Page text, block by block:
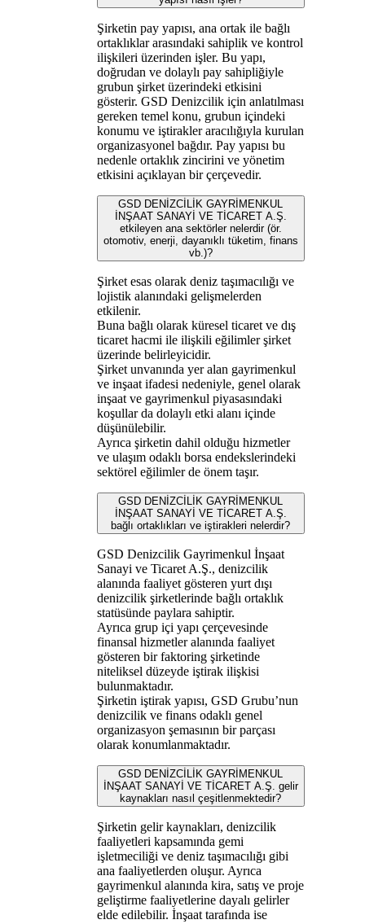
Şirketin pay yapısı, ana ortak ile bağlı
ortaklıklar arasındaki sahiplik ve kontrol
ilişkileri üzerinden işler. Bu yapı,
doğrudan ve dolaylı pay sahipliğiyle
grubun şirket üzerindeki etkisini
gösterir. GSD Denizcilik için anlatılması
gereken temel konu, grubun içindeki
konumu ve iştirakler aracılığıyla kurulan
organizasyonel bağdır. Pay yapısı bu
nedenle ortaklık zincirini ve yönetim
etkisini açıklayan bir çerçevedir.
GSD DENİZCİLİK GAYRİMENKUL
İNŞAAT SANAYİ VE TİCARET A.Ş.
etkileyen ana sektörler nelerdir (ör.
otomotiv, enerji, dayanıklı tüketim, finans
vb.)?
Şirket esas olarak deniz taşımacılığı ve
lojistik alanındaki gelişmelerden
etkilenir.
Buna bağlı olarak küresel ticaret ve dış
ticaret hacmi ile ilişkili eğilimler şirket
üzerinde belirleyicidir.
Şirket unvanında yer alan gayrimenkul
ve inşaat ifadesi nedeniyle, genel olarak
inşaat ve gayrimenkul piyasasındaki
koşullar da dolaylı etki alanı içinde
düşünülebilir.
Ayrıca şirketin dahil olduğu hizmetler
ve ulaşım odaklı borsa endekslerindeki
sektörel eğilimler de önem taşır.
GSD DENİZCİLİK GAYRİMENKUL
İNŞAAT SANAYİ VE TİCARET A.Ş.
bağlı ortaklıkları ve iştirakleri nelerdir?
GSD Denizcilik Gayrimenkul İnşaat
Sanayi ve Ticaret A.Ş., denizcilik
alanında faaliyet gösteren yurt dışı
denizcilik şirketlerinde bağlı ortaklık
statüsünde paylara sahiptir.
Ayrıca grup içi yapı çerçevesinde
finansal hizmetler alanında faaliyet
gösteren bir faktoring şirketinde
niteliksel düzeyde iştirak ilişkisi
bulunmaktadır.
Şirketin iştirak yapısı, GSD Grubu’nun
denizcilik ve finans odaklı genel
organizasyon şemasının bir parçası
olarak konumlanmaktadır.
GSD DENİZCİLİK GAYRİMENKUL
İNŞAAT SANAYİ VE TİCARET A.Ş. gelir
kaynakları nasıl çeşitlenmektedir?
Şirketin gelir kaynakları, denizcilik
faaliyetleri kapsamında gemi
işletmeciliği ve deniz taşımacılığı gibi
ana faaliyetlerden oluşur. Ayrıca
gayrimenkul alanında kira, satış ve proje
geliştirme faaliyetlerine dayalı gelirler
elde edilebilir. İnşaat tarafında ise